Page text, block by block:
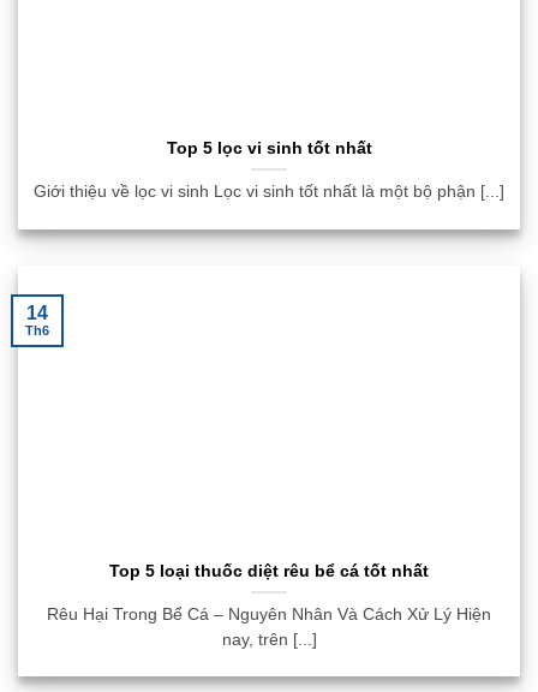
Top 5 lọc vi sinh tốt nhất
Giới thiệu về lọc vi sinh Lọc vi sinh tốt nhất là một bộ phận [...]
Top 5 loại thuốc diệt rêu bể cá tốt nhất
Rêu Hại Trong Bể Cá – Nguyên Nhân Và Cách Xử Lý Hiện
nay, trên [...]
14
Th6